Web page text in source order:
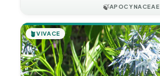
🍃APOCYNACEAE
🪴VIVACE